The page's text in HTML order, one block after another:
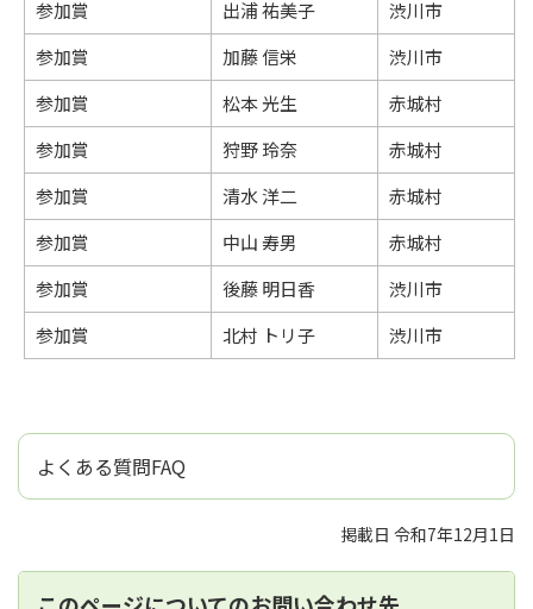
参加賞
出浦 祐美子
渋川市
参加賞
加藤 信栄
渋川市
参加賞
松本 光生
赤城村
参加賞
狩野 玲奈
赤城村
参加賞
清水 洋二
赤城村
参加賞
中山 寿男
赤城村
参加賞
後藤 明日香
渋川市
参加賞
北村 トリ子 渋川市
よくある質問FAQ
掲載日 令和7年12月1日